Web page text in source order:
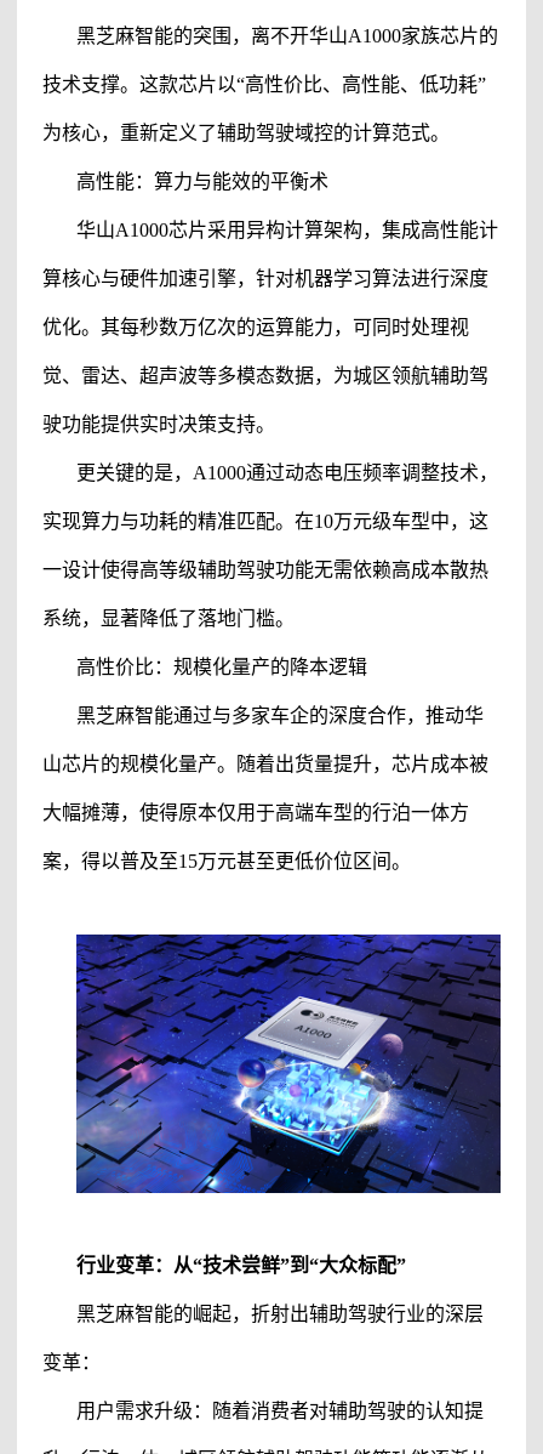
黑芝麻智能的突围，离不开华山A1000家族芯片的
技术支撑。这款芯片以“高性价比、高性能、低功耗”
为核心，重新定义了辅助驾驶域控的计算范式。
高性能：算力与能效的平衡术
华山A1000芯片采用异构计算架构，集成高性能计
算核心与硬件加速引擎，针对机器学习算法进行深度
优化。其每秒数万亿次的运算能力，可同时处理视
觉、雷达、超声波等多模态数据，为城区领航辅助驾
驶功能提供实时决策支持。
更关键的是，A1000通过动态电压频率调整技术，
实现算力与功耗的精准匹配。在10万元级车型中，这
一设计使得高等级辅助驾驶功能无需依赖高成本散热
系统，显著降低了落地门槛。
高性价比：规模化量产的降本逻辑
黑芝麻智能通过与多家车企的深度合作，推动华
山芯片的规模化量产。随着出货量提升，芯片成本被
大幅摊薄，使得原本仅用于高端车型的行泊一体方
案，得以普及至15万元甚至更低价位区间。
行业变革：从“技术尝鲜”到“大众标配”
黑芝麻智能的崛起，折射出辅助驾驶行业的深层
变革：
用户需求升级：随着消费者对辅助驾驶的认知提